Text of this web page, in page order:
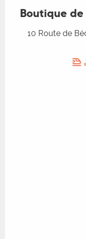
Boutique de
10 Route de